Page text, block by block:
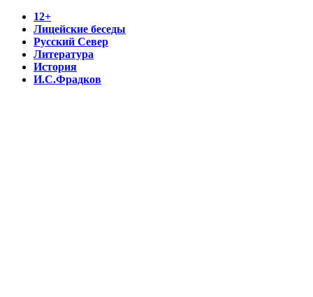
12+
Лицейские беседы
Русский Север
Литература
История
И.С.Фрадков